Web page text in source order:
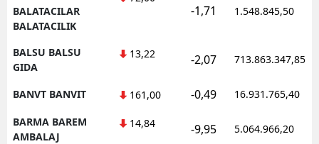
BALATACILAR
BALATACILIK
-1,71 1.548.845,50
BALSU BALSU
GIDA
13,22 -2,07 713.863.347,85
BANVT BANVIT 161,00 -0,49 16.931.765,40
BARMA BAREM
AMBALAJ
14,84 -9,95 5.064.966,20